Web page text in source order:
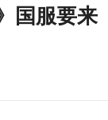
国服要来